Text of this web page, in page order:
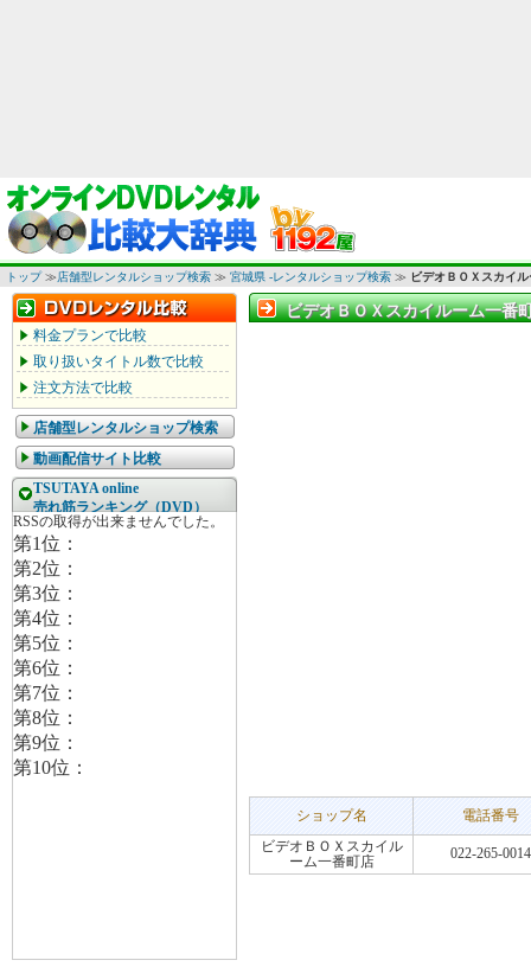
トップ≫店舗型レンタルショップ検索 ≫ 宮城県 -レンタルショップ検索 ≫ ビデオＢＯＸスカイ
料金プランで比較
取り扱いタイトル数で比較
注文方法で比較
店舗型レンタルショップ検索
動画配信サイト比較
TSUTAYA online
売れ筋ランキング（DVD）
ビデオＢＯＸスカイルーム一番
ビデオＢＯＸスカイルーム一番
ショップ名
電話番号
ビデオＢＯＸスカイル
ーム一番町店
022-265-0014